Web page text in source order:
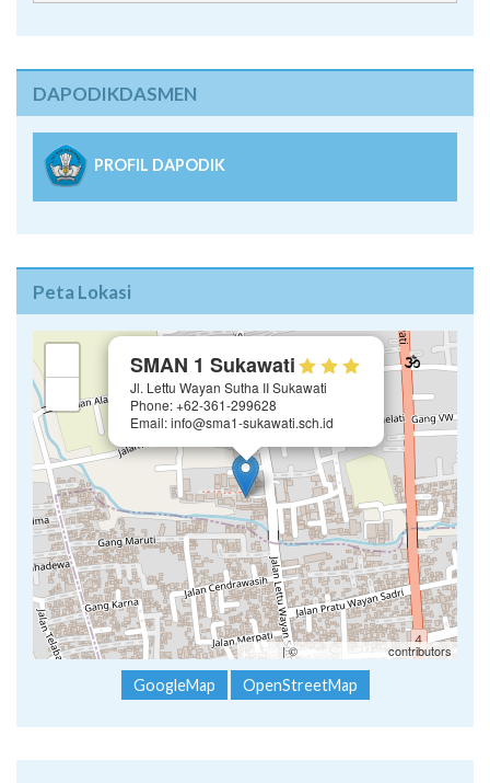
DAPODIKDASMEN
PROFIL DAPODIK
Peta Lokasi
SMAN 1 Sukawati
Jl. Lettu Wayan Sutha II Sukawati
Phone: +62-361-299628
Email: info@sma1-sukawati.sch.id
Leaflet | ©OpenStreetMap contributors
GoogleMap OpenStreetMap